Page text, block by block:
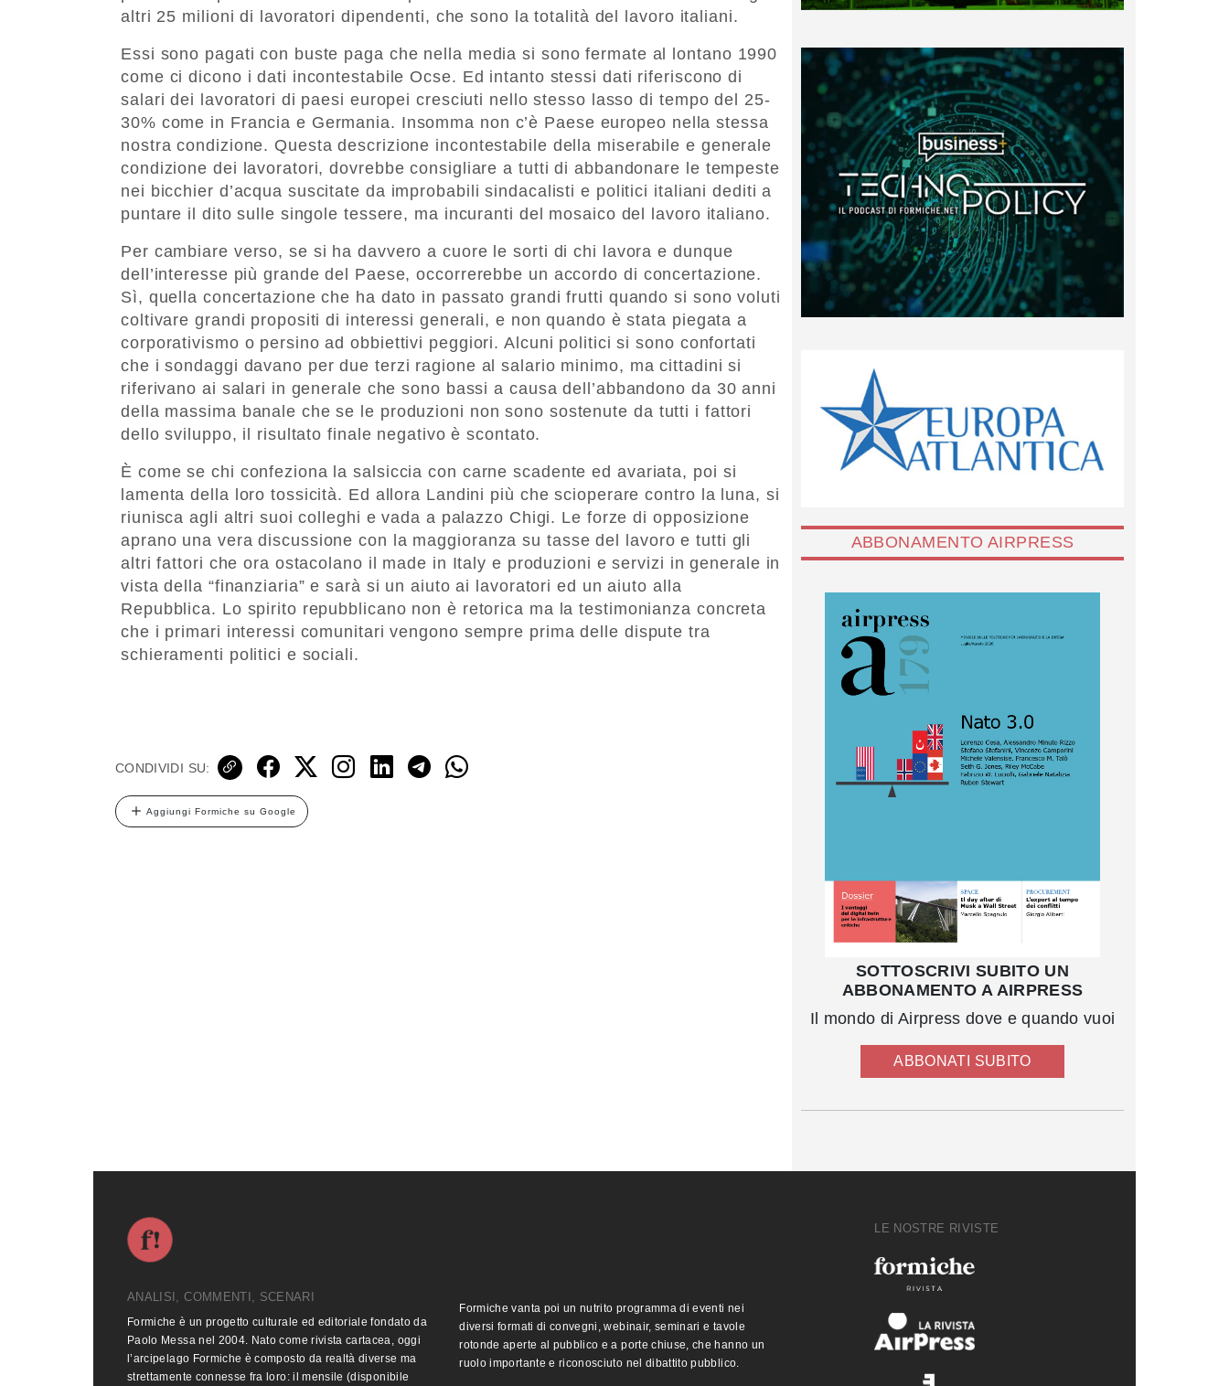
altri 25 milioni di lavoratori dipendenti, che sono la totalità del lavoro italiani.
Essi sono pagati con buste paga che nella media si sono fermate al lontano 1990
come ci dicono i dati incontestabile Ocse. Ed intanto stessi dati riferiscono di
salari dei lavoratori di paesi europei cresciuti nello stesso lasso di tempo del 25-
30% come in Francia e Germania. Insomma non c’è Paese europeo nella stessa
nostra condizione. Questa descrizione incontestabile della miserabile e generale
condizione dei lavoratori, dovrebbe consigliare a tutti di abbandonare le tempeste
nei bicchier d’acqua suscitate da improbabili sindacalisti e politici italiani dediti a
puntare il dito sulle singole tessere, ma incuranti del mosaico del lavoro italiano.
Per cambiare verso, se si ha davvero a cuore le sorti di chi lavora e dunque
dell’interesse più grande del Paese, occorrerebbe un accordo di concertazione.
Sì, quella concertazione che ha dato in passato grandi frutti quando si sono voluti
coltivare grandi propositi di interessi generali, e non quando è stata piegata a
corporativismo o persino ad obbiettivi peggiori. Alcuni politici si sono confortati
che i sondaggi davano per due terzi ragione al salario minimo, ma cittadini si
riferivano ai salari in generale che sono bassi a causa dell’abbandono da 30 anni
della massima banale che se le produzioni non sono sostenute da tutti i fattori
dello sviluppo, il risultato finale negativo è scontato.
È come se chi confeziona la salsiccia con carne scadente ed avariata, poi si
lamenta della loro tossicità. Ed allora Landini più che scioperare contro la luna, si
riunisca agli altri suoi colleghi e vada a palazzo Chigi. Le forze di opposizione
aprano una vera discussione con la maggioranza su tasse del lavoro e tutti gli
altri fattori che ora ostacolano il made in Italy e produzioni e servizi in generale in
vista della “finanziaria” e sarà si un aiuto ai lavoratori ed un aiuto alla
Repubblica. Lo spirito repubblicano non è retorica ma la testimonianza concreta
che i primari interessi comunitari vengono sempre prima delle dispute tra
schieramenti politici e sociali.
CONDIVIDI SU:
Aggiungi Formiche su Google
ABBONAMENTO AIRPRESS
SOTTOSCRIVI SUBITO UN
ABBONAMENTO A AIRPRESS
Il mondo di Airpress dove e quando vuoi
ABBONATI SUBITO
ANALISI, COMMENTI, SCENARI
Formiche è un progetto culturale ed editoriale fondato da
Paolo Messa nel 2004. Nato come rivista cartacea, oggi
l’arcipelago Formiche è composto da realtà diverse ma
strettamente connesse fra loro: il mensile (disponibile
Formiche vanta poi un nutrito programma di eventi nei
diversi formati di convegni, webinair, seminari e tavole
rotonde aperte al pubblico e a porte chiuse, che hanno un
ruolo importante e riconosciuto nel dibattito pubblico.
LE NOSTRE RIVISTE